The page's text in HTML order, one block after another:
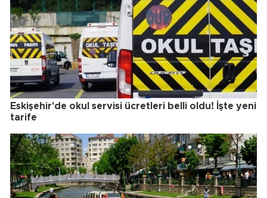
Eskişehir'de okul servisi ücretleri belli oldu! İşte yeni
tarife